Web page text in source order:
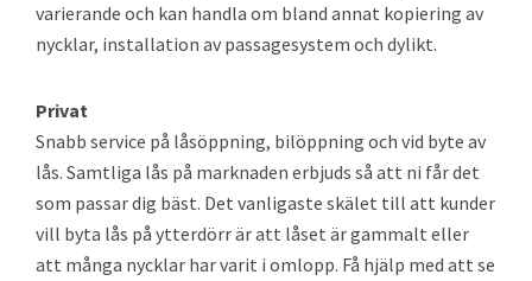
varierande och kan handla om bland annat kopiering av
nycklar, installation av passagesystem och dylikt.
Privat
Snabb service på låsöppning, bilöppning och vid byte av
lås. Samtliga lås på marknaden erbjuds så att ni får det
som passar dig bäst. Det vanligaste skälet till att kunder
vill byta lås på ytterdörr är att låset är gammalt eller
att många nycklar har varit i omlopp. Få hjälp med att se